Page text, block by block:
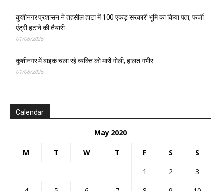
कुशीनगर प्रशासन ने तहसील हाटा में 100 एकड़ सरकारी भूमि का किया पता, फर्जी
एंट्री हटाने की तैयारी
01/08/2026
कुशीनगर में बाइक चला रहे व्यक्ति को मारी गोली, हालत गंभीर
01/08/2026
Calendar
May 2020
M T W T F S S
1 2
3